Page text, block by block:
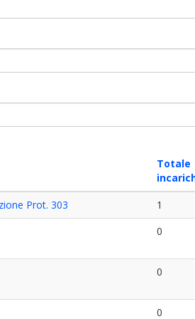
Totale
Prot. 303
1
0
0
0